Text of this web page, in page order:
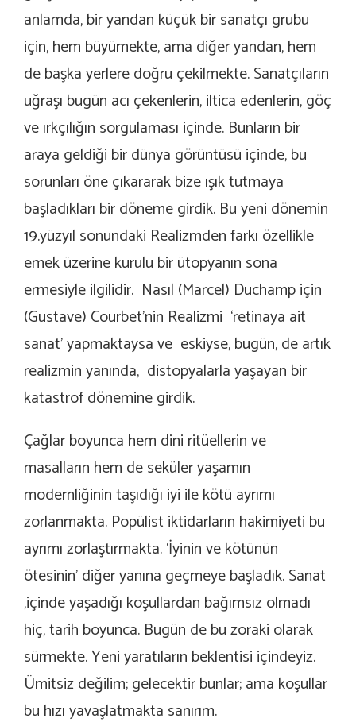
anlamda, bir yandan küçük bir sanatçı grubu
için, hem büyümekte, ama diğer yandan, hem
de başka yerlere doğru çekilmekte. Sanatçıların
uğraşı bugün acı çekenlerin, iltica edenlerin, göç
ve ırkçılığın sorgulaması içinde. Bunların bir
araya geldiği bir dünya görüntüsü içinde, bu
sorunları öne çıkararak bize ışık tutmaya
başladıkları bir döneme girdik. Bu yeni dönemin
19.yüzyıl sonundaki Realizmden farkı özellikle
emek üzerine kurulu bir ütopyanın sona
ermesiyle ilgilidir. Nasıl (Marcel) Duchamp için
(Gustave) Courbet’nin Realizmi ‘retinaya ait
sanat’ yapmaktaysa ve eskiyse, bugün, de artık
realizmin yanında, distopyalarla yaşayan bir
katastrof dönemine girdik.
Çağlar boyunca hem dini ritüellerin ve
masalların hem de seküler yaşamın
modernliğinin taşıdığı iyi ile kötü ayrımı
zorlanmakta. Popülist iktidarların hakimiyeti bu
ayrımı zorlaştırmakta. ‘İyinin ve kötünün
ötesinin’ diğer yanına geçmeye başladık. Sanat
,içinde yaşadığı koşullardan bağımsız olmadı
hiç, tarih boyunca. Bugün de bu zoraki olarak
sürmekte. Yeni yaratıların beklentisi içindeyiz.
Ümitsiz değilim; gelecektir bunlar; ama koşullar
bu hızı yavaşlatmakta sanırım.